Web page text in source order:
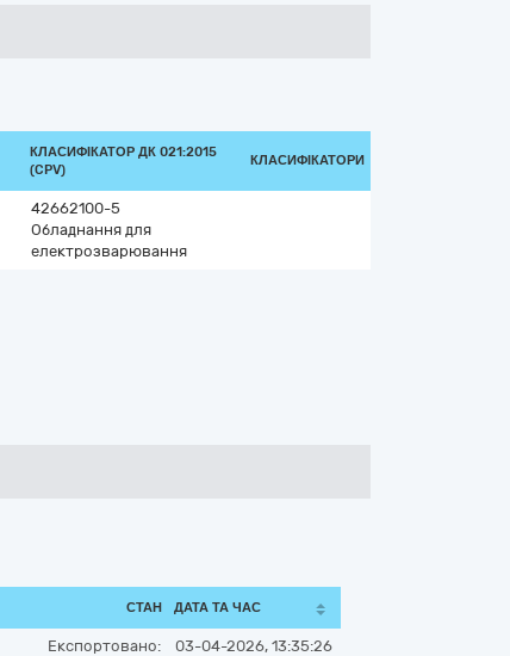
КЛАСИФІКАТОР ДК 021:2015
(CPV)
КЛАСИФІКАТОРИ
42662100-5
Обладнання для
електрозварювання
СТАН ДАТА ТА ЧАС
Експортовано: 03-04-2026, 13:35:26